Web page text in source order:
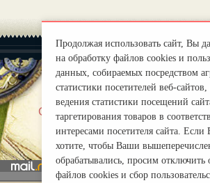
О нас |
mirprognoz@mail.ru
Продолжая использовать сайт, Вы
на обработку файлов cookies и
данных, собираемых посредством
статистики посетителей веб-сайтов,
ведения статистики посещений
таргетирования товаров в
интересами посетителя сайта. Если
хотите, чтобы Ваши
обрабатывались, просим отключить
файлов cookies и сбор